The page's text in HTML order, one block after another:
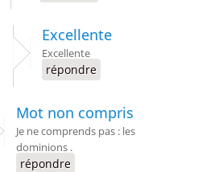
Excellente
Excellente
répondre
Mot non compris
Je ne comprends pas : les
dominions .
répondre